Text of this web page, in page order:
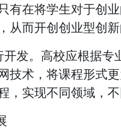
有在将学生对于创
而开创创业型创新
开发。高校应根据
技术，将课程形式
，实现不同领域，